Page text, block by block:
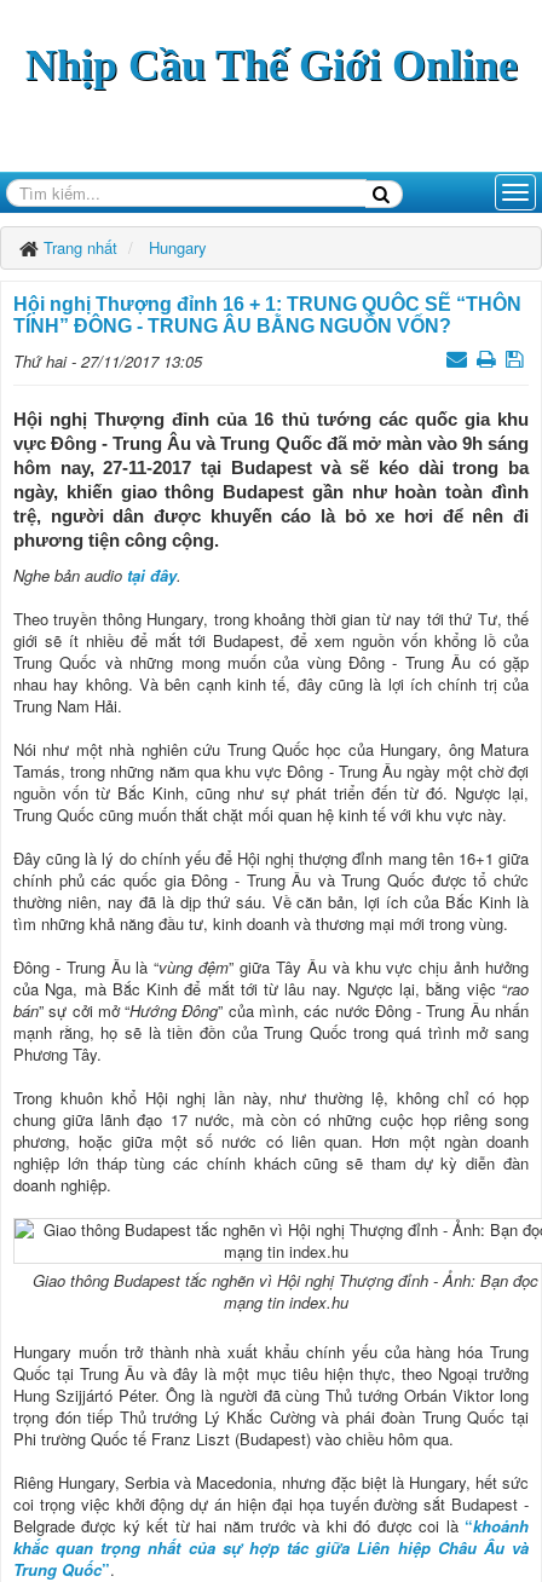
Nhịp Cầu Thế Giới Online
Trang nhất Hungary
Hội nghị Thượng đỉnh 16 + 1: TRUNG QUÔC SẼ “THÔN
TÍNH” ĐÔNG - TRUNG ÂU BẰNG NGUỒN VỐN?
Thứ hai - 27/11/2017 13:05
Hội nghị Thượng đỉnh của 16 thủ tướng các quốc gia khu
vực Đông - Trung Âu và Trung Quốc đã mở màn vào 9h sáng
hôm nay, 27-11-2017 tại Budapest và sẽ kéo dài trong ba
ngày, khiến giao thông Budapest gần như hoàn toàn đình
trệ, người dân được khuyến cáo là bỏ xe hơi để nên đi
phương tiện công cộng.
Nghe bản audio tại đây.
Theo truyền thông Hungary, trong khoảng thời gian từ nay tới thứ Tư, thế
giới sẽ ít nhiều để mắt tới Budapest, để xem nguồn vốn khổng lồ của
Trung Quốc và những mong muốn của vùng Đông - Trung Âu có gặp
nhau hay không. Và bên cạnh kinh tế, đây cũng là lợi ích chính trị của
Trung Nam Hải.
Nói như một nhà nghiên cứu Trung Quốc học của Hungary, ông Matura
Tamás, trong những năm qua khu vực Đông - Trung Âu ngày một chờ đợi
nguồn vốn từ Bắc Kinh, cũng như sự phát triển đến từ đó. Ngược lại,
Trung Quốc cũng muốn thắt chặt mối quan hệ kinh tế với khu vực này.
Đây cũng là lý do chính yếu để Hội nghị thượng đỉnh mang tên 16+1 giữa
chính phủ các quốc gia Đông - Trung Âu và Trung Quốc được tổ chức
thường niên, nay đã là dịp thứ sáu. Về căn bản, lợi ích của Bắc Kinh là
tìm những khả năng đầu tư, kinh doanh và thương mại mới trong vùng.
Đông - Trung Âu là “vùng đệm” giữa Tây Âu và khu vực chịu ảnh hưởng
của Nga, mà Bắc Kinh để mắt tới từ lâu nay. Ngược lại, bằng việc “rao
bán” sự cởi mở “Hướng Đông” của mình, các nước Đông - Trung Âu nhấn
mạnh rằng, họ sẽ là tiền đồn của Trung Quốc trong quá trình mở sang
Phương Tây.
Trong khuôn khổ Hội nghị lần này, như thường lệ, không chỉ có họp
chung giữa lãnh đạo 17 nước, mà còn có những cuộc họp riêng song
phương, hoặc giữa một số nước có liên quan. Hơn một ngàn doanh
nghiệp lớn tháp tùng các chính khách cũng sẽ tham dự kỳ diễn đàn
doanh nghiệp.
Giao thông Budapest tắc nghẽn vì Hội nghị Thượng đỉnh - Ảnh: Bạn đọc
mạng tin index.hu
Hungary muốn trở thành nhà xuất khẩu chính yếu của hàng hóa Trung
Quốc tại Trung Âu và đây là một mục tiêu hiện thực, theo Ngoại trưởng
Hung Szijjártó Péter. Ông là người đã cùng Thủ tướng Orbán Viktor long
trọng đón tiếp Thủ trướng Lý Khắc Cường và phái đoàn Trung Quốc tại
Phi trường Quốc tế Franz Liszt (Budapest) vào chiều hôm qua.
Riêng Hungary, Serbia và Macedonia, nhưng đặc biệt là Hungary, hết sức
coi trọng việc khởi động dự án hiện đại họa tuyến đường sắt Budapest -
Belgrade được ký kết từ hai năm trước và khi đó được coi là “khoảnh
khắc quan trọng nhất của sự hợp tác giữa Liên hiệp Châu Âu và
Trung Quốc”.